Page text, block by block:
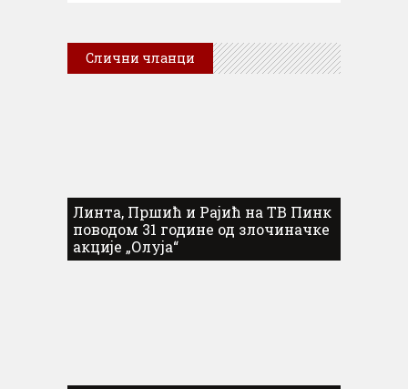
Слични чланци
Линта, Пршић и Рајић на ТВ Пинк
поводом 31 године од злочиначке
акције „Олуја“